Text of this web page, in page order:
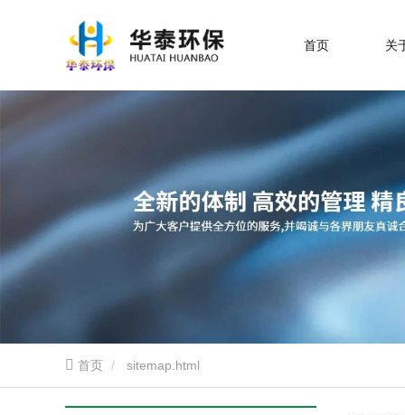
首页 关
首页 sitemap.html